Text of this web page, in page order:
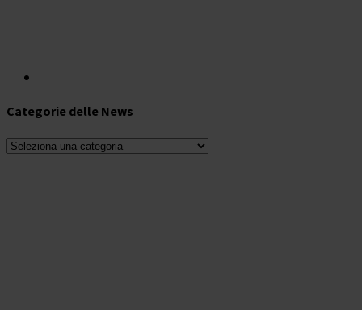
Categorie delle News
Categorie